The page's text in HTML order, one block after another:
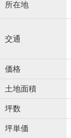
所在地
交通
価格
土地面積
坪数
坪単価